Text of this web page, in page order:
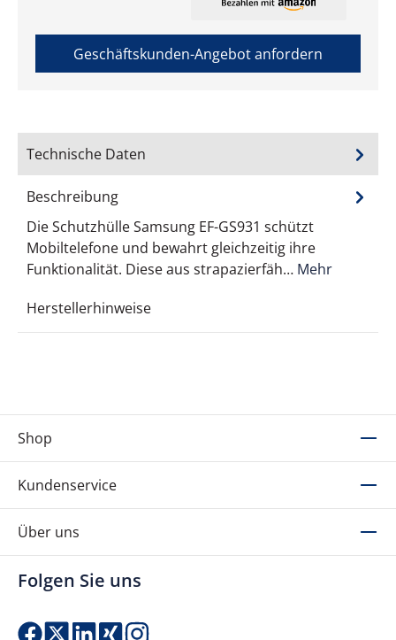
Geschäftskunden-Angebot anfordern
Technische Daten
Beschreibung
Die Schutzhülle Samsung EF-GS931 schützt
Mobiltelefone und bewahrt gleichzeitig ihre
Funktionalität. Diese aus strapazierfäh… Mehr
Herstellerhinweise
Shop
Kundenservice
Über uns
Folgen Sie uns